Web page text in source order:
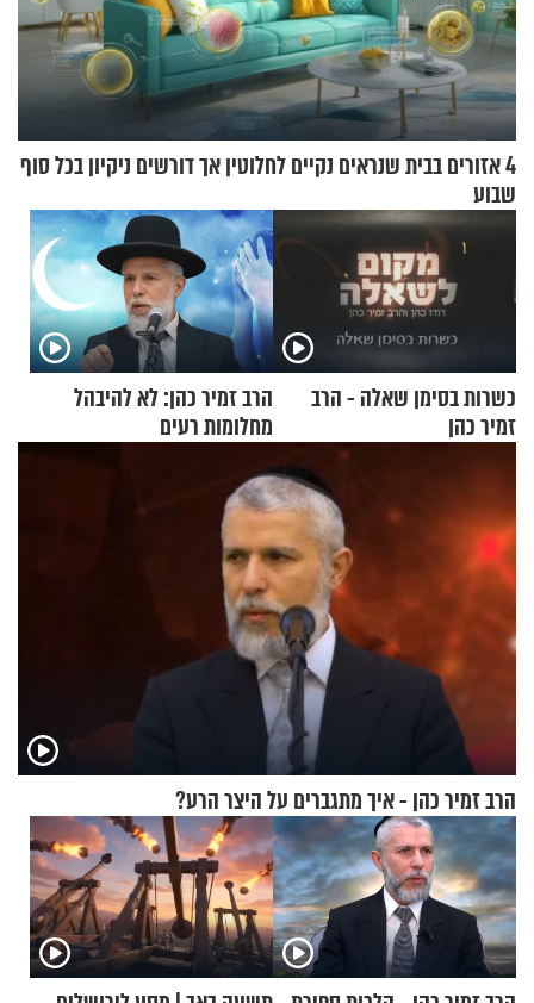
4 אזורים בבית שנראים נקיים לחלוטין אך דורשים ניקיון בכל סוף
שבוע
כשרות בסימן שאלה - הרב
זמיר כהן
הרב זמיר כהן: לא להיבהל
מחלומות רעים
הרב זמיר כהן - איך מתגברים על היצר הרע?